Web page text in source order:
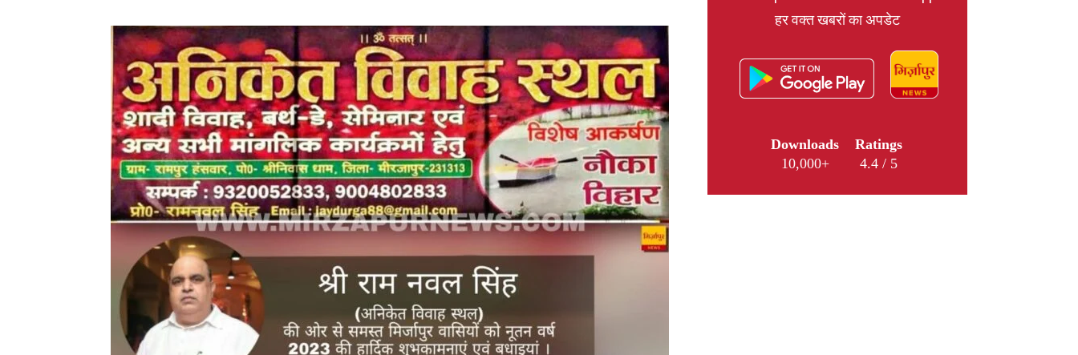
News,
हर वक्त खबरों का अपडेट
Downloads
10,000+
Ratings
4.4 / 5